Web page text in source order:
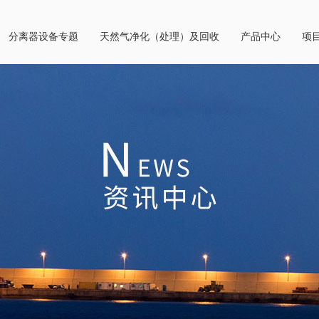
分离器设备专题 天然气净化（处理）及回收 产品中心 项